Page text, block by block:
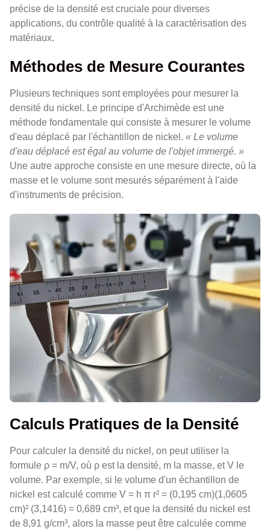
précise de la densité est cruciale pour diverses
applications, du contrôle qualité à la caractérisation des
matériaux.
Méthodes de Mesure Courantes
Plusieurs techniques sont employées pour mesurer la
densité du nickel. Le principe d'Archimède est une
méthode fondamentale qui consiste à mesurer le volume
d'eau déplacé par l'échantillon de nickel. « Le volume
d'eau déplacé est égal au volume de l'objet immergé. »
Une autre approche consiste en une mesure directe, où la
masse et le volume sont mesurés séparément à l'aide
d'instruments de précision.
Calculs Pratiques de la Densité
Pour calculer la densité du nickel, on peut utiliser la
formule ρ = m/V, où ρ est la densité, m la masse, et V le
volume. Par exemple, si le volume d'un échantillon de
nickel est calculé comme V = h π r² = (0,195 cm)(1,0605
cm)² (3,1416) = 0,689 cm³, et que la densité du nickel est
de 8,91 g/cm³, alors la masse peut être calculée comme